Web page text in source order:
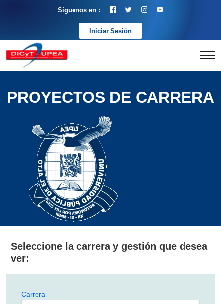
Síguenos en :
Iniciar Sesión
PROYECTOS DE CARRERA
Seleccione la carrera y gestión que desea
ver:
Carrera